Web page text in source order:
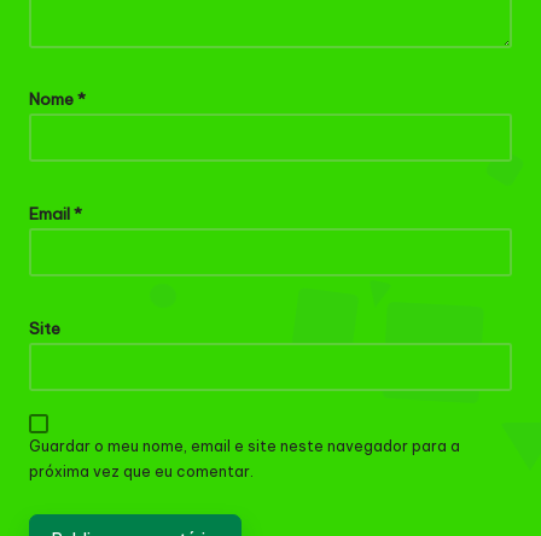
Nome*
Email*
Site
Guardar o meu nome, email e site neste navegador para a
próxima vez que eu comentar.